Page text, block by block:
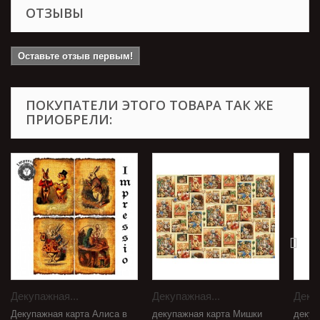
ОТЗЫВЫ
Оставьте отзыв первым!
ПОКУПАТЕЛИ ЭТОГО ТОВАРА ТАК ЖЕ
ПРИОБРЕЛИ:
Декупажная...
Декупажная карта Алиса в
Декупажная...
декупажная карта Мишки